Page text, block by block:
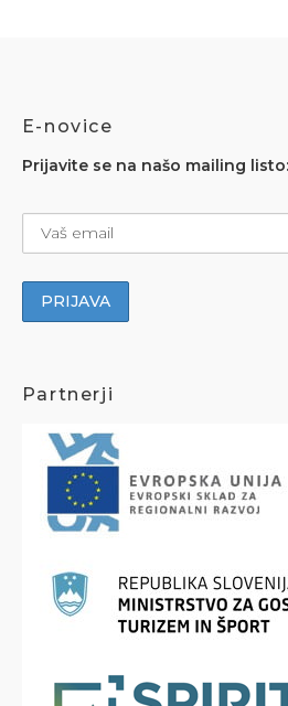
E-novice
Prijavite se na našo mailing listo:
Partnerji